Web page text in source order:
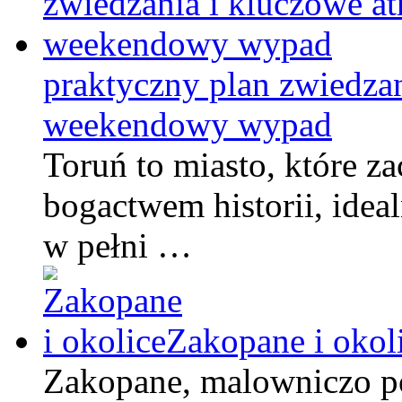
praktyczny plan
weekendowy wypad
Toruń to miasto, które
bogactwem historii,
w pełni …
Zakopane i
Zakopane, malowniczo